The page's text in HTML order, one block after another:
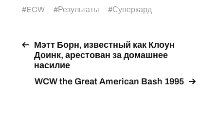
#ECW #Результаты #Суперкард
Мэтт Борн, известный как Клоун
Доинк, арестован за домашнее
насилие
WCW the Great American Bash 1995